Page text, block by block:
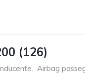
(126)
, Airbag